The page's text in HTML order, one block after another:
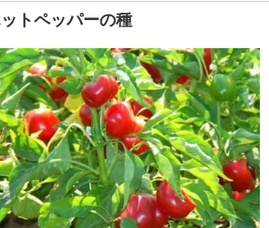
トペッパーの種